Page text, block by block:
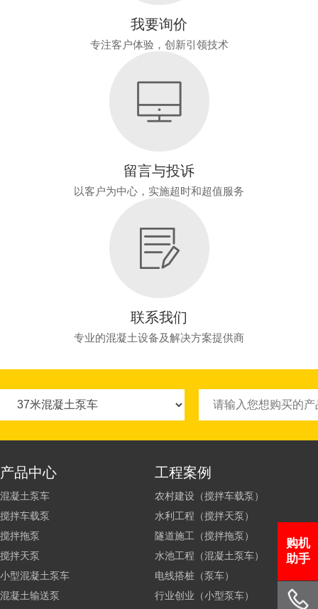
我要询价
专注客户体验，创新引领技术
留言与投诉
以客户为中心，实施超时和超值服务
联系我们
专业的混凝土设备及解决方案提供商
产品中心
混凝土泵车
搅拌车载泵
搅拌拖泵
搅拌天泵
小型混凝土泵车
混凝土输送泵
工程案例
农村建设（搅拌车载泵）
水利工程（搅拌天泵）
隧道施工（搅拌拖泵）
水池工程（混凝土泵车）
电线搭桩（泵车）
行业创业（小型泵车）
购机
助手